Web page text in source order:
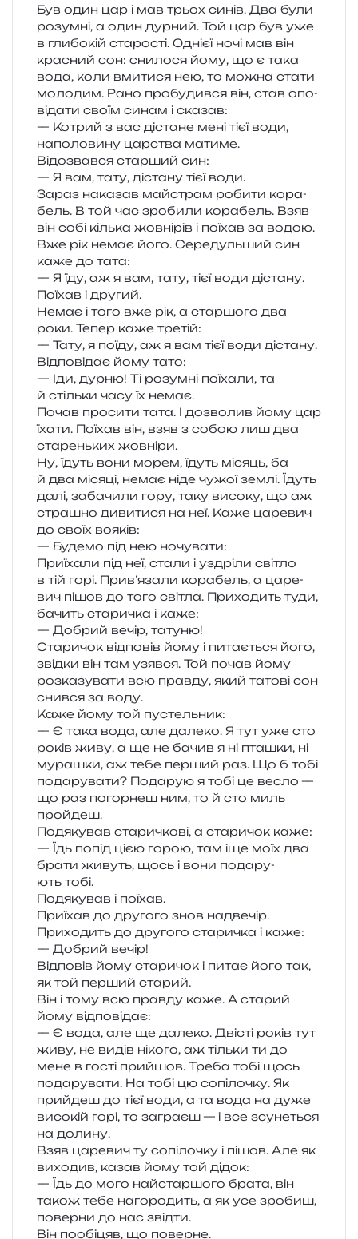
Був один цар і мав трьох синів. Два були
розум­ні, а один дур­ний. Той цар був уже
в гли­бо­кій ста­ро­сті. Однієї ночі мав він
кра­сний сон: сни­ло­ся йому, що є така
вода, коли вми­ти­ся нею, то можна стати
моло­дим. Рано про­бу­див­ся він, став опо­
від­а­ти своїм синам і сказав:
— Котрий з вас діста­не мені тієї води,
напо­ло­ви­ну цар­ства матиме.
Відозвався стар­ший син:
— Я вам, тату, діста­ну тієї води.
Зараз нака­зав май­страм роби­ти кора­
бель. В той час зро­би­ли кора­бель. Взяв
він собі кіль­ка жов­ні­рів і поїхав за водою.
Вже рік немає його. Середульший син
каже до тата:
— Я їду, аж я вам, тату, тієї води діста­ну.
Поїхав і другий.
Немає і того вже рік, а стар­шо­го два
роки. Тепер каже третій:
— Тату, я поїду, аж я вам тієї води діста­ну.
Відповідає йому тато:
— Іди, дурню! Ті розум­ні поїха­ли, та
й стіль­ки часу їх немає.
Почав про­си­ти тата. І дозво­лив йому цар
їхати. Поїхав він, взяв з собою лиш два
ста­рень­ких жовніри.
Ну, їдуть вони морем, їдуть місяць, ба
й два міся­ці, немає ніде чужої землі. Їдуть
далі, заба­чи­ли гору, таку висо­ку, що аж
стра­шно диви­ти­ся на неї. Каже царе­вич
до своїх вояків:
— Будемо під нею ночувати:
Приїхали під неї, стали і уздрі­ли сві­тло
в тій горі. Прив’язали кора­бель, а царе­
вич пішов до того сві­тла. Приходить туди,
бачить ста­ри­чка і каже:
— Добрий вечір, татуню!
Старичок від­по­вів йому і пита­є­ться його,
звід­ки він там узяв­ся. Той почав йому
роз­ка­зу­ва­ти всю прав­ду, який тато­ві сон
снив­ся за воду.
Каже йому той пустельник:
— Є така вода, але дале­ко. Я тут уже сто
років живу, а ще не бачив я ні пта­шки, ні
мура­шки, аж тебе пер­ший раз. Що б тобі
пода­ру­ва­ти? Подарую я тобі це весло —
що раз погор­неш ним, то й сто миль
пройдеш.
Подякував ста­ри­чко­ві, а ста­ри­чок каже:
— Їдь попід цією горою, там іще моїх два
брати живуть, щось і вони пода­ру­
ють тобі.
Подякував і поїхав.
Приїхав до дру­го­го знов надве­чір.
Приходить до дру­го­го ста­ри­чка і каже:
— Добрий вечір!
Відповів йому ста­ри­чок і питає його так,
як той пер­ший старий.
Він і тому всю прав­ду каже. А ста­рий
йому відповідає:
— Є вода, але ще дале­ко. Двісті років тут
живу, не видів ніко­го, аж тіль­ки ти до
мене в гості при­йшов. Треба тобі щось
пода­ру­ва­ти. На тобі цю сопі­ло­чку. Як
при­йдеш до тієї води, а та вода на дуже
висо­кій горі, то загра­єш — і все зсу­не­ться
на долину.
Взяв царе­вич ту сопі­ло­чку і пішов. Але як
вихо­див, казав йому той дідок:
— Їдь до мого най­стар­шо­го брата, він
також тебе наго­ро­дить, а як усе зро­биш,
повер­ни до нас звідти.
Він пообі­цяв, що поверне.